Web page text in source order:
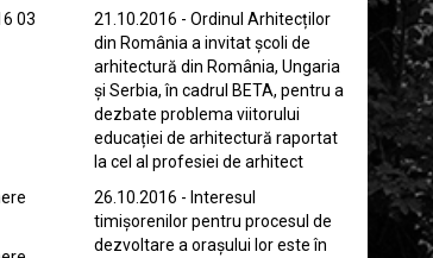
03
21.10.2016 - Ordinul Arhitecților
din România a invitat școli de
arhitectură din România, Ungaria
și Serbia, în cadrul BETA, pentru a
dezbate problema viitorului
educației de arhitectură raportat
la cel al profesiei de arhitect
26.10.2016 - Interesul
timișorenilor pentru procesul de
dezvoltare a orașului lor este în